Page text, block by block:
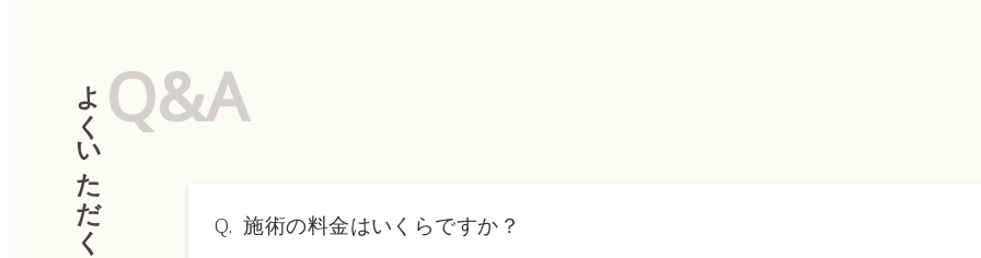
Q&A
よくいただく質問 Q. 施術の料金はいくらですか？